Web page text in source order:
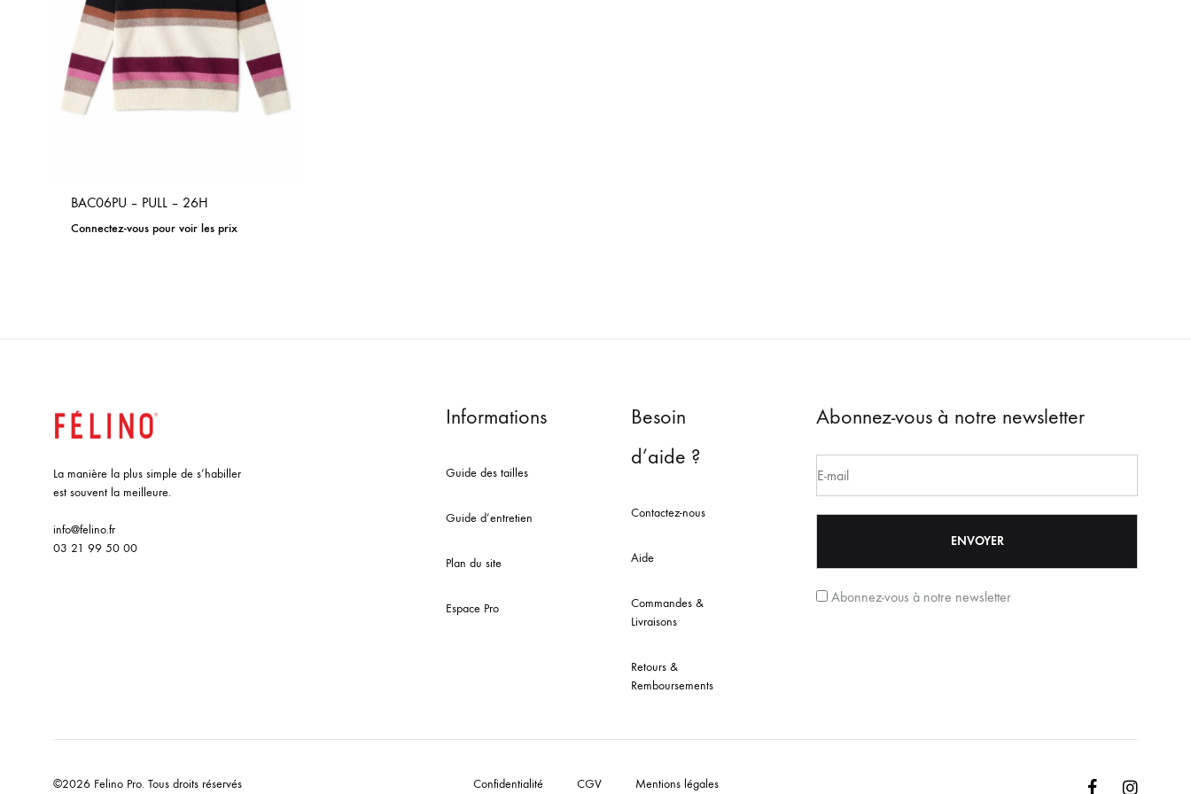
BAC06PU – PULL – 26H
Connectez-vous pour voir les prix
La manière la plus simple de s’habiller
est souvent la meilleure.
info@felino.fr
03 21 99 50 00
Informations
Guide des tailles
Guide d’entretien
Plan du site
Espace Pro
Besoin
d’aide ?
Contactez-nous
Aide
Commandes &
Livraisons
Retours &
Remboursements
Abonnez-vous à notre newsletter
Abonnez-vous à notre newsletter
©2026 Felino Pro. Tous droits réservés Confidentialité CGV Mentions légales Facebook